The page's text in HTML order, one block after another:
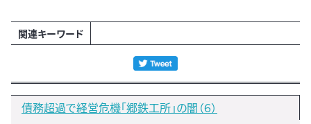
関連キーワード
債務超過で経営危機「郷鉄工所」の闇（６）